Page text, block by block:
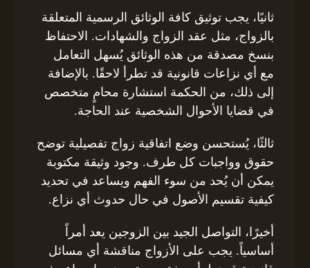
ثانيًا، يجب توثيق كافة الوثائق الرسمية المتعلقة
بالزواج، مثل عقد الزواج والشهادات. الاحتفاظ
بنسخ مصدقة من هذه الوثائق يُسهل التعامل
مع أي نزاعات قانونية قد تطرأ لاحقًا. بالإضافة
إلى ذلك، من الحكمة استشارة محامٍ متخصص
في قضايا الأحوال الشخصية عند الحاجة.
ثالثًا، يُستحسن وضع اتفاقية زواج تفصيلية توضح
حقوق وواجبات كل طرف. وجود وثيقة مكتوبة
يمكن أن يُحد من سوء الفهم ويساعد في تحديد
كيفية تقسيم الأصول في حال حدوث أي نزاع.
أخيرًا، التواصل الجيد بين الزوجين يعد أمراً
أساسياً. يجب على الأزواج مناقشة أي مسائل